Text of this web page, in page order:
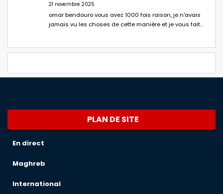
21 novembre 2025
omar bendouro vous avez 1000 fois raison, je n'avais
jamais vu les choses de cette manière et je vous fait…
PLAN DE SITE
En direct
Maghreb
International